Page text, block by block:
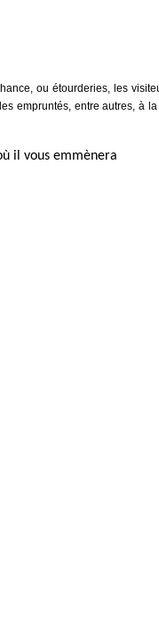
ou étourderies, les
empruntés, entre autres,
il vous emmènera